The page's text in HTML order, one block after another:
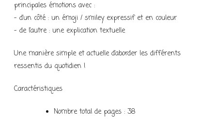
principales émotions avec :
– d’un côté : un émoji / smiley expressif et en couleur
– de l’autre : une explication textuelle
Une manière simple et actuelle d’aborder les différents
ressentis du quotidien !
Caractéristiques
Nombre total de pages : 38